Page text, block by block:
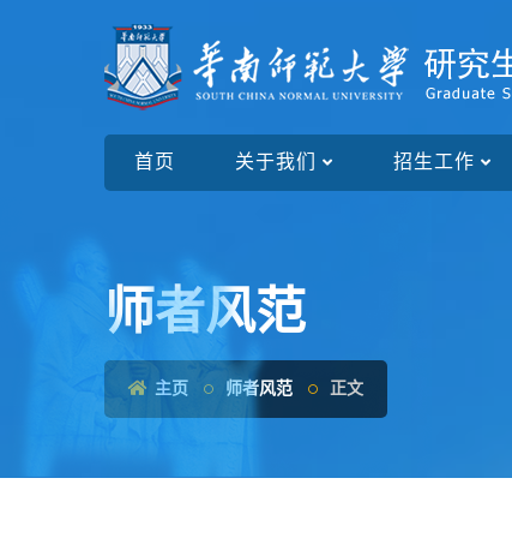
首页 关于我们 招生工作
师者风范
主页 师者风范 正文